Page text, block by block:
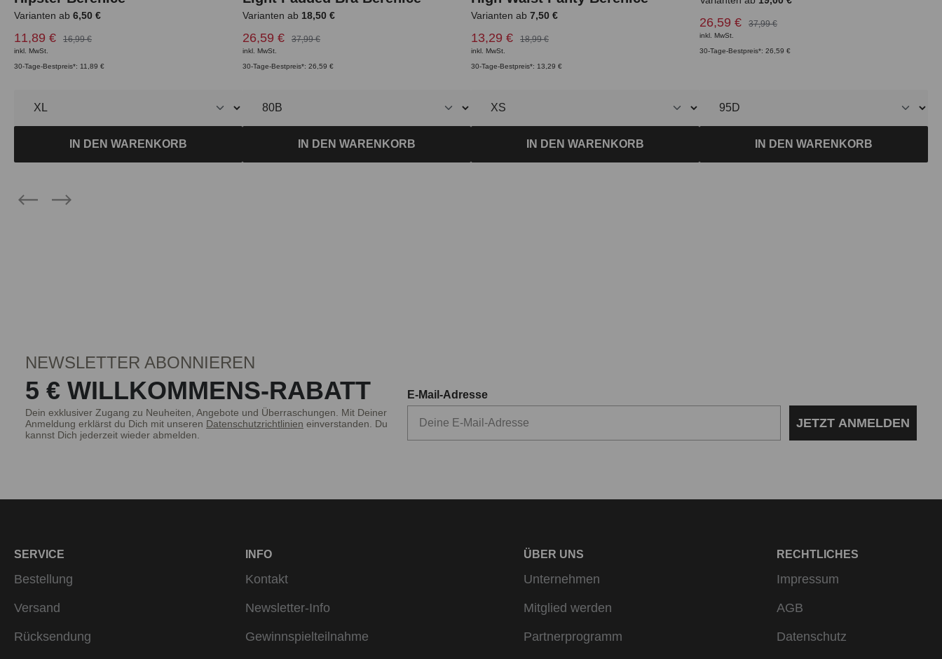
Varianten ab 6,50 €
11,89 € 16,99 €
inkl. MwSt.
30-Tage-Bestpreis*: 11,89 €
IN DEN WARENKORB
Varianten ab 18,50 €
26,59 € 37,99 €
inkl. MwSt.
30-Tage-Bestpreis*: 26,59 €
IN DEN WARENKORB
Varianten ab 7,50 €
13,29 € 18,99 €
inkl. MwSt.
30-Tage-Bestpreis*: 13,29 €
IN DEN WARENKORB
26,59 € 37,99 €
inkl. MwSt.
30-Tage-Bestpreis*: 26,59 €
IN DEN WARENKORB
NEWSLETTER ABONNIEREN
5 € WILLKOMMENS-RABATT
Dein exklusiver Zugang zu Neuheiten, Angebote und Überraschungen. Mit Deiner
Anmeldung erklärst du Dich mit unseren Datenschutzrichtlinien einverstanden. Du
kannst Dich jederzeit wieder abmelden.
E-Mail-Adresse
JETZT ANMELDEN
SERVICE
Bestellung
Versand
Rücksendung
INFO
Kontakt
Newsletter-Info
Gewinnspielteilnahme
ÜBER UNS
Unternehmen
Mitglied werden
Partnerprogramm
RECHTLICHES
Impressum
AGB
Datenschutz